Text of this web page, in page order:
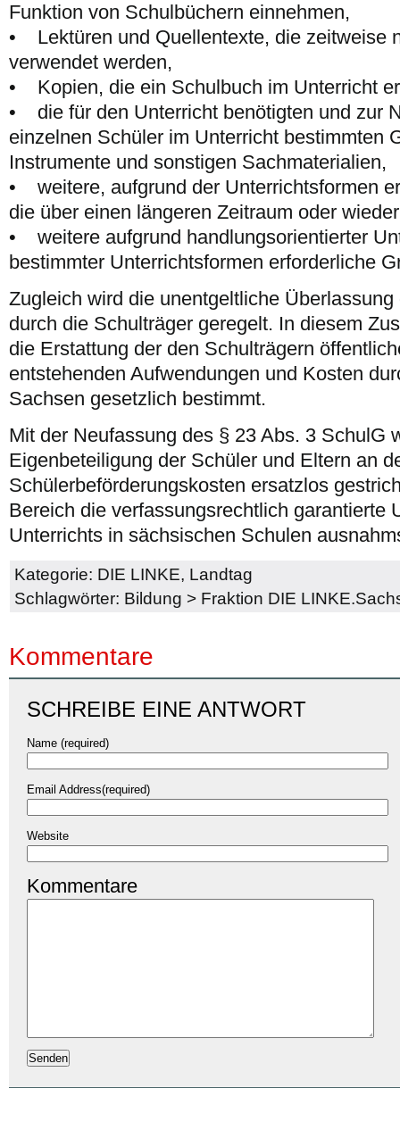
Funktion von Schulbüchern einnehmen,
• Lektüren und Quellentexte, die zeitweise
verwendet werden,
• Kopien, die ein Schulbuch im Unterricht
• die für den Unterricht benötigten und zur
einzelnen Schüler im Unterricht bestimmten
Instrumente und sonstigen Sachmaterialien,
• weitere, aufgrund der Unterrichtsformen
die über einen längeren Zeitraum oder
• weitere aufgrund handlungsorientierter
bestimmter Unterrichtsformen erforderliche
Zugleich wird die unentgeltliche
durch die Schulträger geregelt. In diesem
die Erstattung der den Schulträgern
entstehenden Aufwendungen und Kosten
Sachsen gesetzlich bestimmt.
Mit der Neufassung des § 23 Abs. 3 SchulG
Eigenbeteiligung der Schüler und Eltern an
Schülerbeförderungskosten ersatzlos
Bereich die verfassungsrechtlich garantierte
Unterrichts in sächsischen Schulen
Kategorie: DIE LINKE, Landtag
Schlagwörter: Bildung > Fraktion DIE
Kommentare
SCHREIBE EINE ANTWORT
Name (required)
Email Address(required)
Website
Kommentare